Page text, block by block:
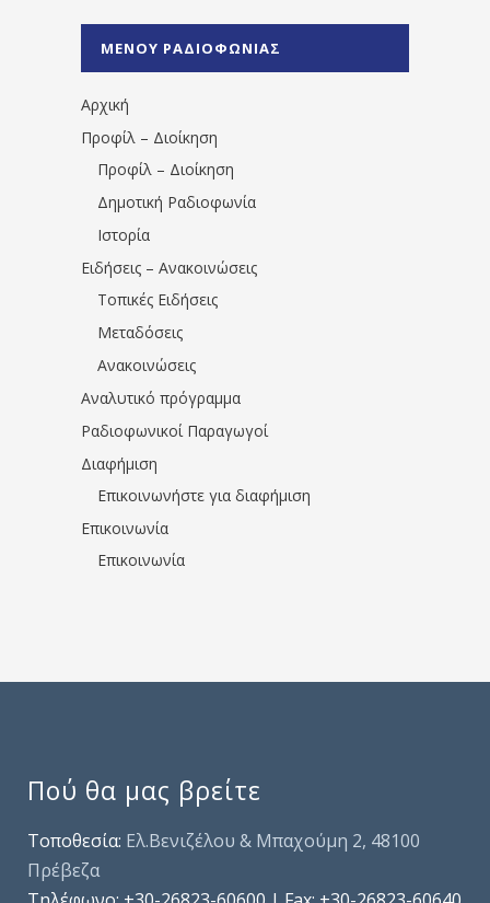
1531194763766854/" artist="" ]
ΜΕΝΟΥ ΡΑΔΙΟΦΩΝΙΑΣ
Αρχική
Προφίλ – Διοίκηση
Προφίλ – Διοίκηση
Δημοτική Ραδιοφωνία
Ιστορία
Ειδήσεις – Ανακοινώσεις
Τοπικές Ειδήσεις
Μεταδόσεις
Ανακοινώσεις
Αναλυτικό πρόγραμμα
Ραδιοφωνικοί Παραγωγοί
Διαφήμιση
Επικοινωνήστε για διαφήμιση
Επικοινωνία
Επικοινωνία
Πού θα μας βρείτε
Τοποθεσία: Ελ.Βενιζέλου & Μπαχούμη 2, 48100
Πρέβεζα